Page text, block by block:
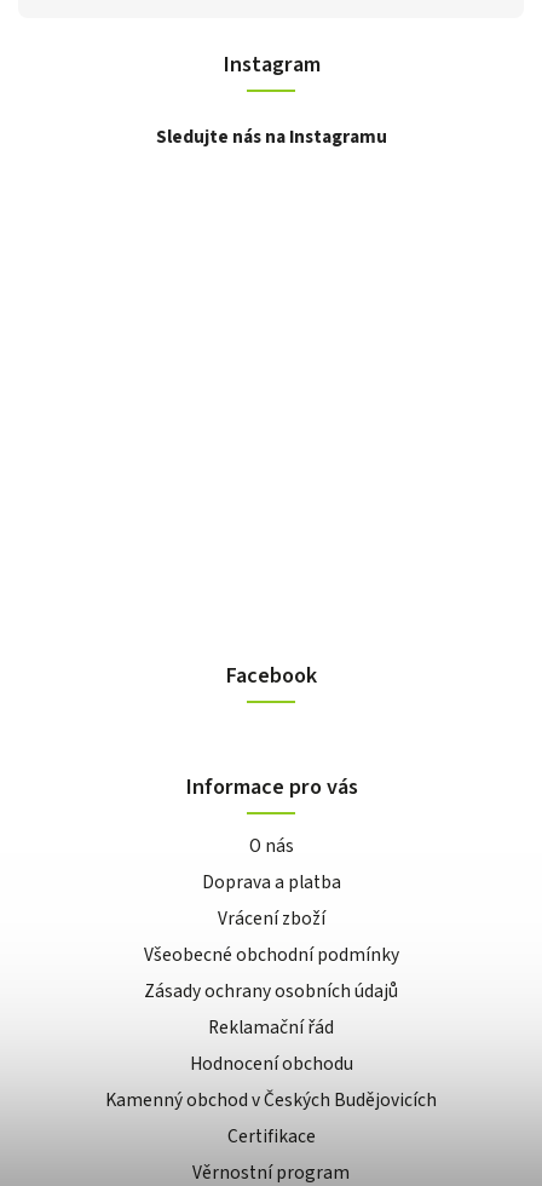
Instagram
Sledujte nás na Instagramu
Facebook
Informace pro vás
O nás
Doprava a platba
Vrácení zboží
Všeobecné obchodní podmínky
Zásady ochrany osobních údajů
Reklamační řád
Hodnocení obchodu
Kamenný obchod v Českých Budějovicích
Certifikace
Věrnostní program